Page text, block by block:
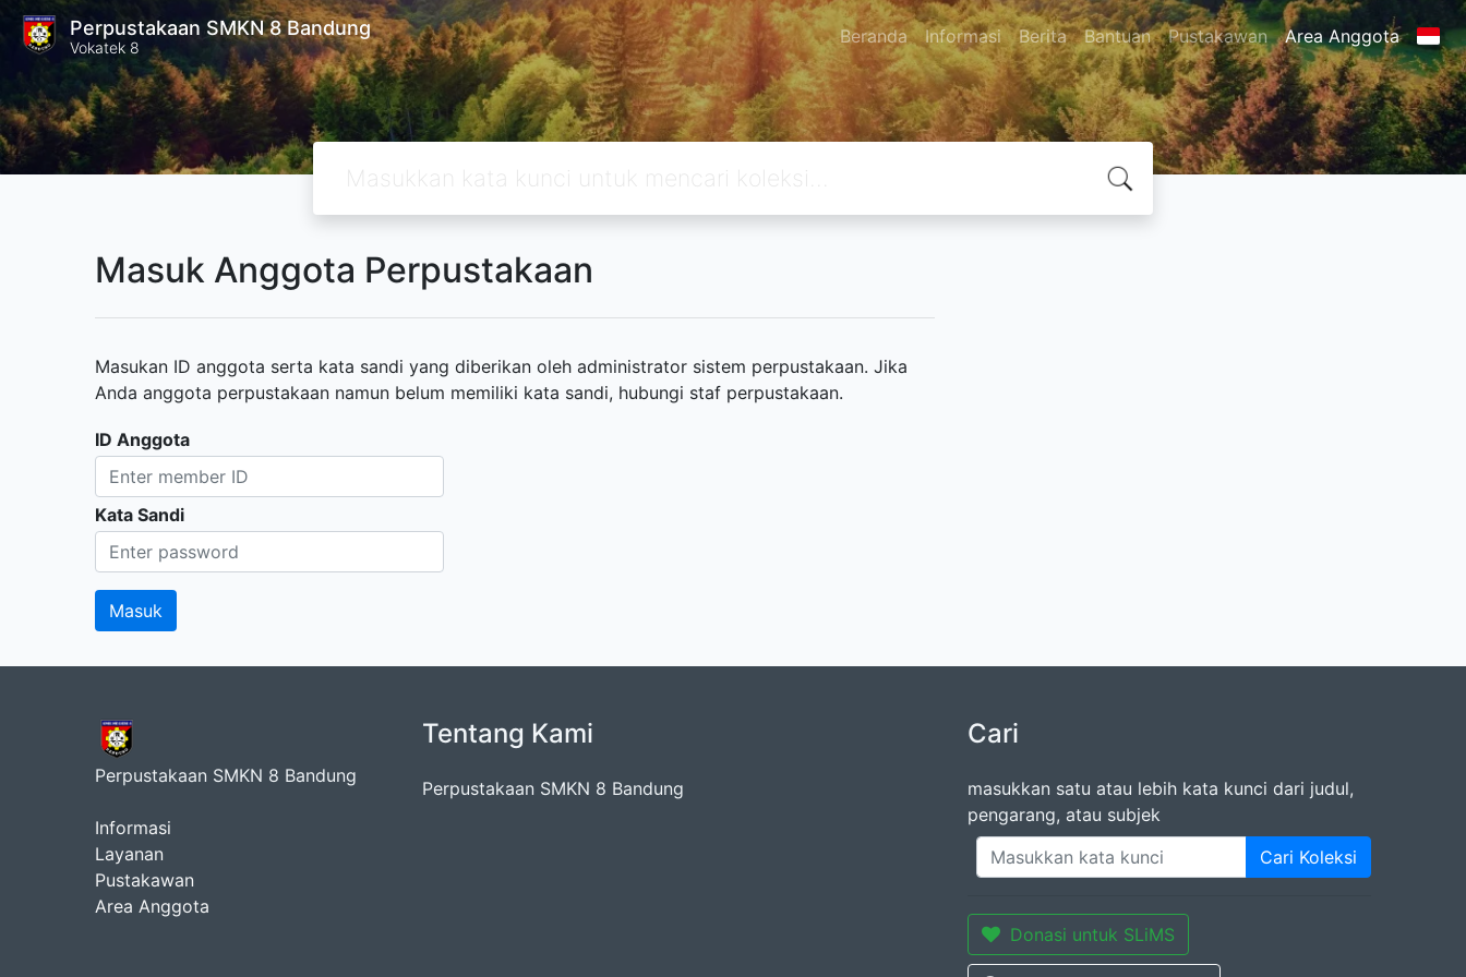
Perpustakaan SMKN 8 Bandung
Vokatek 8 Beranda Informasi Berita Bantuan Pustakawan Area Anggota
Masuk Anggota Perpustakaan
Masukan ID anggota serta kata sandi yang diberikan oleh administrator sistem perpustakaan. Jika
Anda anggota perpustakaan namun belum memiliki kata sandi, hubungi staf perpustakaan.
ID Anggota
Kata Sandi
Perpustakaan SMKN 8 Bandung
Informasi
Layanan
Pustakawan
Area Anggota
Tentang Kami
Perpustakaan SMKN 8 Bandung
Cari
masukkan satu atau lebih kata kunci dari judul,
pengarang, atau subjek
Cari Koleksi
Donasi untuk SLiMS